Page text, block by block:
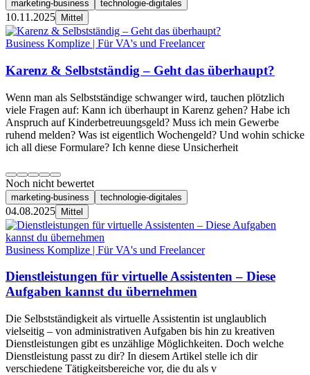
marketing-business technologie-digitales
10.11.2025 Mittel
Business Komplize | Für VA's und Freelancer
Karenz & Selbstständig – Geht das überhaupt?
Wenn man als Selbstständige schwanger wird, tauchen plötzlich
viele Fragen auf: Kann ich überhaupt in Karenz gehen? Habe ich
Anspruch auf Kinderbetreuungsgeld? Muss ich mein Gewerbe
ruhend melden? Was ist eigentlich Wochengeld? Und wohin schicke
ich all diese Formulare? Ich kenne diese Unsicherheit
Noch nicht bewertet
marketing-business technologie-digitales
04.08.2025 Mittel
Business Komplize | Für VA's und Freelancer
Dienstleistungen für virtuelle Assistenten – Diese
Aufgaben kannst du übernehmen
Die Selbstständigkeit als virtuelle Assistentin ist unglaublich
vielseitig – von administrativen Aufgaben bis hin zu kreativen
Dienstleistungen gibt es unzählige Möglichkeiten. Doch welche
Dienstleistung passt zu dir? In diesem Artikel stelle ich dir
verschiedene Tätigkeitsbereiche vor, die du als v